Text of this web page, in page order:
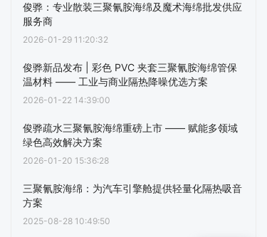
俊骅：专业散装三聚氰胺海绵及魔术海绵批发供应
服务商
2026-01-29 11:20:32
俊骅新品发布 | 彩色 PVC 夹套三聚氰胺海绵管保
温材料 —— 工业与商业隔热降噪优选方案
2026-01-22 14:39:00
俊骅疏水三聚氰胺海绵重磅上市 —— 赋能多领域
绿色高效解决方案
2026-01-20 15:36:28
三聚氰胺海绵：为汽车引擎舱提供轻量化隔热吸音
方案
2025-08-28 10:49:50